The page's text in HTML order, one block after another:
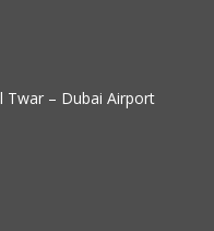
Twar – Dubai Airport